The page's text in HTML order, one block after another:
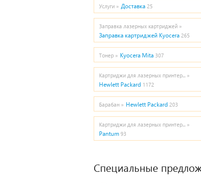
Услуги » Доставка 25
Заправка лазерных картриджей »
Заправка картриджей Kyocera 265
Тонер » Kyocera Mita 307
Картриджи для лазерных принтер... »
Hewlett Packard 1172
Барабан » Hewlett Packard 203
Картриджи для лазерных принтер... »
Pantum 93
Специальные